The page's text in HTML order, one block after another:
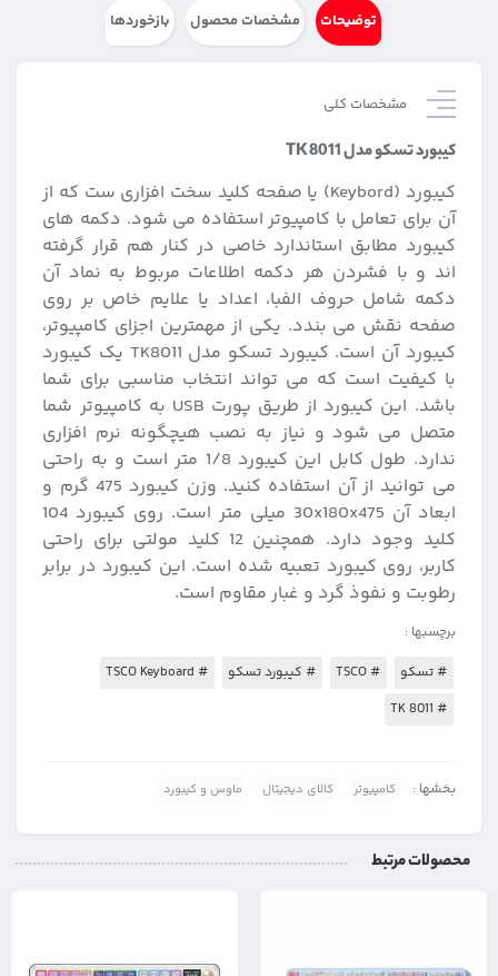
توضیحات مشخصات محصول بازخوردها
مشخصات کلی
کیبورد تسکو مدل TK 8011
کیبورد (Keybord) یا صفحه کلید سخت افزاری ست که از
آن برای تعامل با کامپیوتر استفاده می شود. دکمه های
کیبورد مطابق استاندارد خاصی در کنار هم قرار گرفته
اند و با فشردن هر دکمه اطلاعات مربوط به نماد آن
دکمه شامل حروف الفبا، اعداد یا علایم خاص بر روی
صفحه نقش می بندد. یکی از مهمترین اجزای کامپیوتر،
کیبورد آن است. کیبورد تسکو مدل TK8011 یک کیبورد
با کیفیت است که می تواند انتخاب مناسبی برای شما
باشد. این کیبورد از طریق پورت USB به کامپیوتر شما
متصل می شود و نیاز به نصب هیچگونه نرم افزاری
ندارد. طول کابل این کیبورد 1/8 متر است و به راحتی
می توانید از آن استفاده کنید. وزن کیبورد 475 گرم و
ابعاد آن 30x180x475 میلی متر است. روی کیبورد 104
کلید وجود دارد. همچنین 12 کلید مولتی برای راحتی
کاربر، روی کیبورد تعبیه شده است. این کیبورد در برابر
رطوبت و نفوذ گرد و غبار مقاوم است.
برچسبها :
# تسکو # TSCO # کیبورد تسکو
# TSCO Keyboard
# TK 8011
بخشها : کامپیوتر کالای دیجیتال ماوس و کیبورد
محصولات مرتبط